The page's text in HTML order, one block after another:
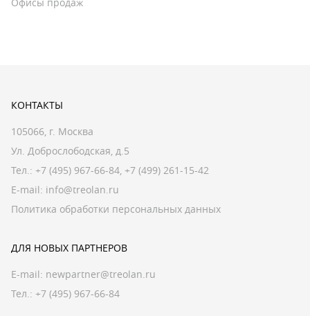
КОНТАКТЫ
105066, г. Москва
Ул. Доброслободская, д.5
Тел.: +7 (495) 967-66-84, +7 (499) 261-15-42
E-mail: info@treolan.ru
Политика обработки персональных данных
ДЛЯ НОВЫХ ПАРТНЕРОВ
E-mail: newpartner@treolan.ru
Тел.: +7 (495) 967-66-84